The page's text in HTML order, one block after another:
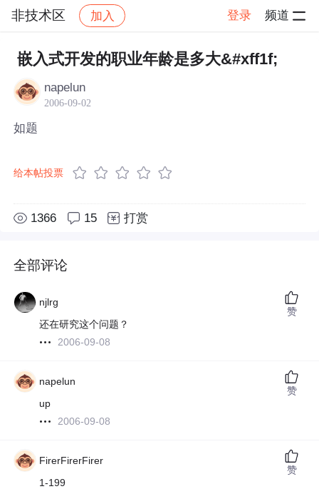
非技术区 加入 登录 频道
社区 非技术区 帖子详情
嵌入式开发的职业年龄是多大&#xff1f;
napelun
2006-09-02
如题
给本帖投票
1366 15 打赏
全部评论
njlrg
还在研究这个问题？
2006-09-08
赞
napelun
up
2006-09-08
赞
FirerFirerFirer
1-199
赞